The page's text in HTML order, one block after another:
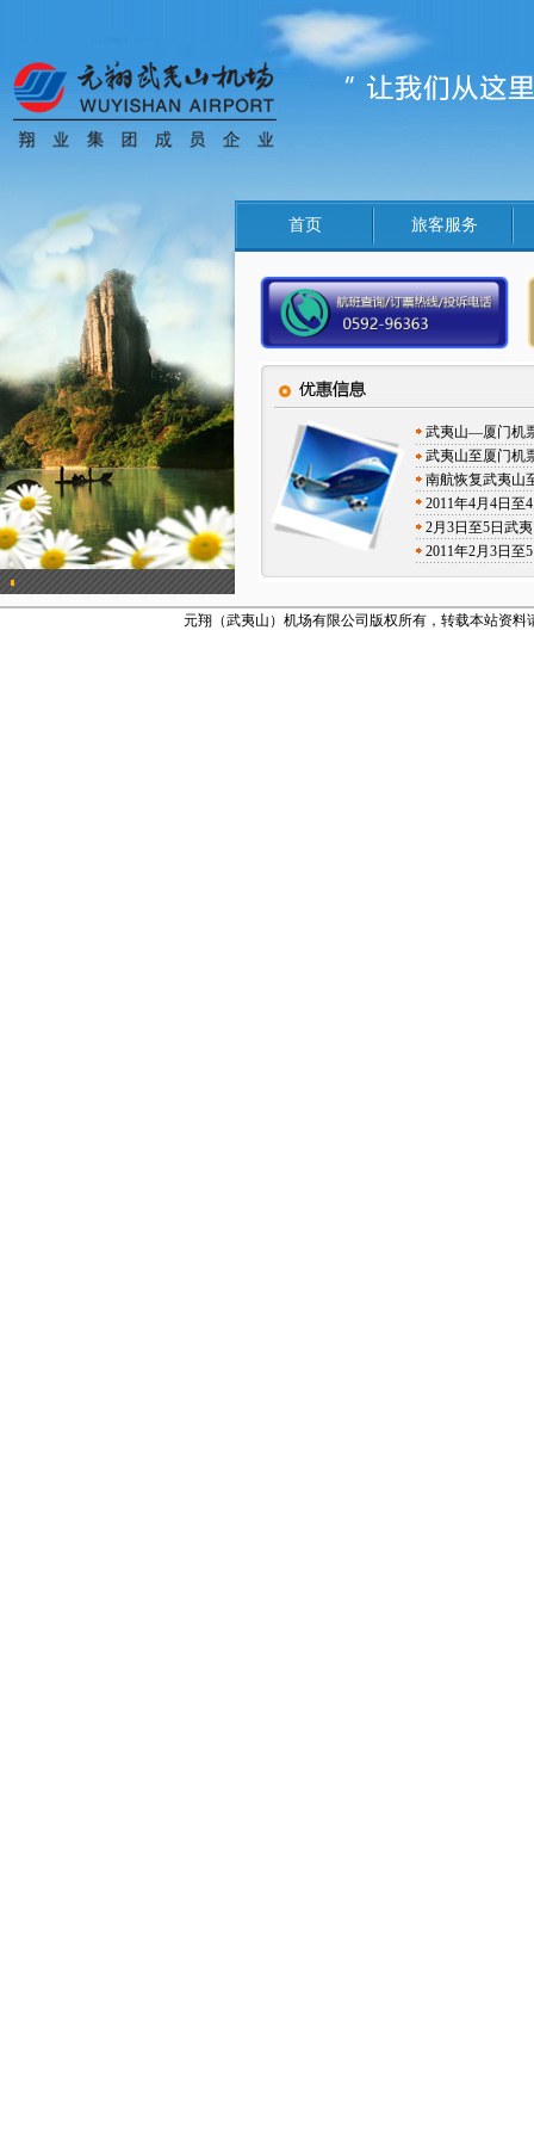
首页 旅客服务
武夷山—厦门机
武夷山至厦门机
南航恢复武夷山
2011年4月4日至
2月3日至5日武
2011年2月3日至
元翔（武夷山）机场有限公司版权所有，转载本站资